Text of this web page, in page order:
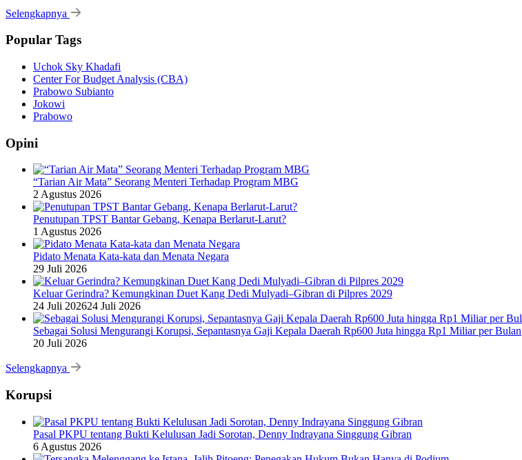
Selengkapnya
Popular Tags
Uchok Sky Khadafi
Center For Budget Analysis (CBA)
Prabowo Subianto
Jokowi
Prabowo
Opini
“Tarian Air Mata” Seorang Menteri Terhadap Program MBG
2 Agustus 2026
Penutupan TPST Bantar Gebang, Kenapa Berlarut-Larut?
1 Agustus 2026
Pidato Menata Kata-kata dan Menata Negara
29 Juli 2026
Keluar Gerindra? Kemungkinan Duet Kang Dedi Mulyadi–Gibran di Pilpres 2029
24 Juli 202624 Juli 2026
Sebagai Solusi Mengurangi Korupsi, Sepantasnya Gaji Kepala Daerah Rp600 Juta hingga Rp1 Miliar per Bulan
20 Juli 2026
Selengkapnya
Korupsi
Pasal PKPU tentang Bukti Kelulusan Jadi Sorotan, Denny Indrayana Singgung Gibran
6 Agustus 2026